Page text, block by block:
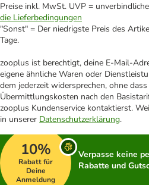
Preise inkl. MwSt. UVP =
die Lieferbedingungen
"Sonst" = Der niedrigste Preis des
Tage.
zooplus ist berechtigt, deine E-Mail-
eigene ähnliche Waren oder
dem jederzeit widersprechen, ohne
Übermittlungskosten nach den
zooplus Kundenservice kontaktierst.
in unserer Datenschutzerklärung.
10%
Rabatt für
Deine
Anmeldung
Verpasse keine
Rabatte und